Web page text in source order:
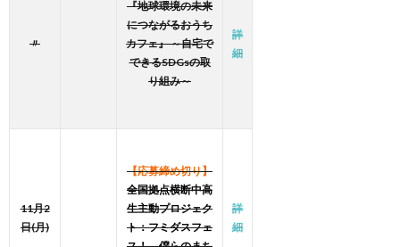
〃
『地球環境の未来
につながるおうち
カフェ』 ～自宅で
できるSDGsの取
り組み～
詳
細
11月2
日(月)
【応募締め切り】
全国拠点横断中高
生主動プロジェク
ト：フミダスフェ
詳
細